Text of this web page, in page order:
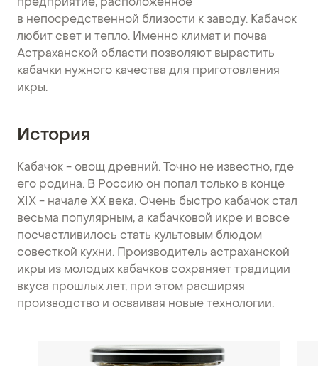
предприятие, расположенное
в непосредственной близости к заводу. Кабачок
любит свет и тепло. Именно климат и почва
Астраханской области позволяют вырастить
кабачки нужного качества для приготовления
икры.
История
Кабачок - овощ древний. Точно не известно, где
его родина. В Россию он попал только в конце
ХIХ - начале ХХ века. Очень быстро кабачок стал
весьма популярным, а кабачковой икре и вовсе
посчастливилось стать культовым блюдом
совесткой кухни. Производитель астраханской
икры из молодых кабачков сохраняет традиции
вкуса прошлых лет, при этом расширяя
производство и осваивая новые технологии.